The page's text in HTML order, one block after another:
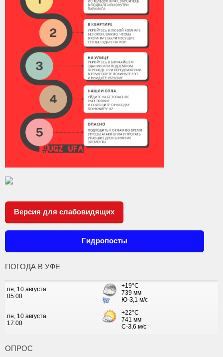
Версия для слабовидящих
Гидропосты
ПОГОДА В УФЕ
ОПРОС